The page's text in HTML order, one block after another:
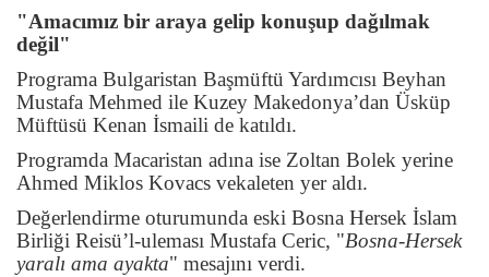
"Amacımız bir araya gelip konuşup dağılmak
değil"
Programa Bulgaristan Başmüftü Yardımcısı Beyhan
Mustafa Mehmed ile Kuzey Makedonya’dan Üsküp
Müftüsü Kenan İsmaili de katıldı.
Programda Macaristan adına ise Zoltan Bolek yerine
Ahmed Miklos Kovacs vekaleten yer aldı.
Değerlendirme oturumunda eski Bosna Hersek İslam
Birliği Reisü’l-uleması Mustafa Ceric, "Bosna-Hersek
yaralı ama ayakta" mesajını verdi.